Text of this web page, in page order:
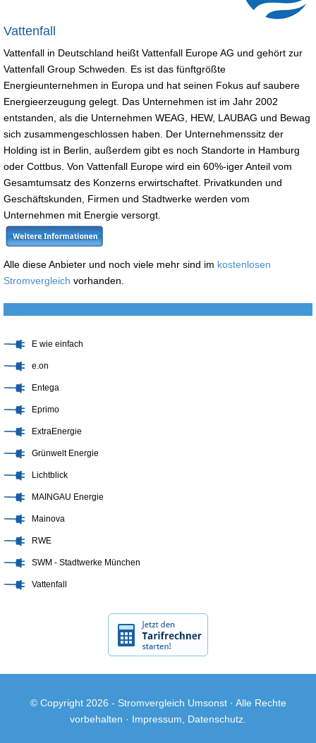
Vattenfall
Vattenfall in Deutschland heißt Vattenfall Europe AG und gehört zur
Vattenfall Group Schweden. Es ist das fünftgrößte
Energieunternehmen in Europa und hat seinen Fokus auf saubere
Energieerzeugung gelegt. Das Unternehmen ist im Jahr 2002
entstanden, als die Unternehmen WEAG, HEW, LAUBAG und Bewag
sich zusammengeschlossen haben. Der Unternehmenssitz der
Holding ist in Berlin, außerdem gibt es noch Standorte in Hamburg
oder Cottbus. Von Vattenfall Europe wird ein 60%-iger Anteil vom
Gesamtumsatz des Konzerns erwirtschaftet. Privatkunden und
Geschäftskunden, Firmen und Stadtwerke werden vom
Unternehmen mit Energie versorgt.
Alle diese Anbieter und noch viele mehr sind im kostenlosen
Stromvergleich vorhanden.
E wie einfach
e.on
Entega
Eprimo
ExtraEnergie
Grünwelt Energie
Lichtblick
MAINGAU Energie
Mainova
RWE
SWM - Stadtwerke München
Vattenfall
© Copyright 2026 - Stromvergleich Umsonst· Alle Rechte
vorbehalten · Impressum Datenschutz